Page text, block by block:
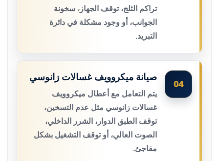
تراكم الثلج، توقف الجهاز، سخونة
الجوانب، أو وجود مشكلة في دائرة
التبريد.
04
صيانة ميكروويف غسالات زانوسي
يتم التعامل مع أعطال ميكروويف
غسالات زانوسي مثل عدم التسخين،
توقف الطبق الدوار، الشرر الداخلي،
الصوت العالي، أو توقف التشغيل بشكل
مفاجئ.